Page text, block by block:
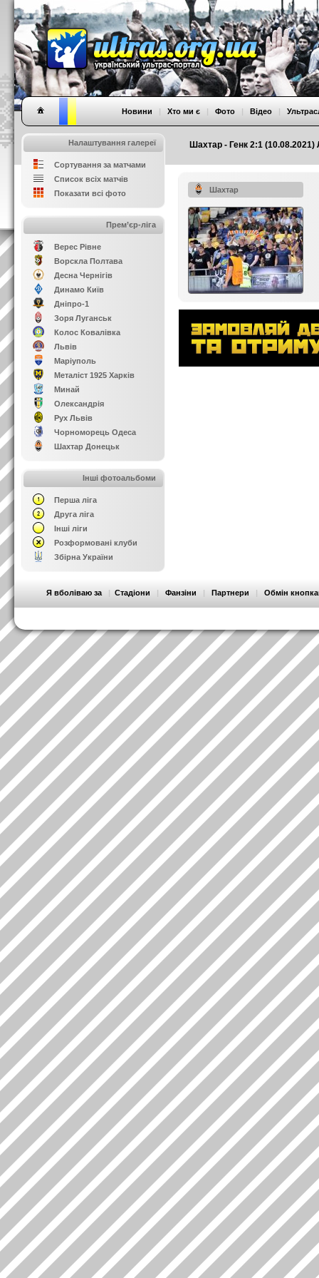
Шахтар - Генк 2:1 (10.08.2021)
Новини | Хто ми є | Фото | Відео |
Налаштування галереї
Сортування за матчами
Список всіх матчів
Показати всі фото
Прем’єр-ліга
Верес Рівне
Ворскла Полтава
Десна Чернігів
Динамо Київ
Дніпро-1
Зоря Луганськ
Колос Ковалівка
Львів
Маріуполь
Металіст 1925 Харків
Минай
Олександрія
Рух Львів
Чорноморець Одеса
Шахтар Донецьк
Інші фотоальбоми
Перша ліга
Друга ліга
Інші ліги
Розформовані клуби
Збірна України
Шахтар
Я вболіваю за | Стадіони | Фанзіни | Партнери | Обмін